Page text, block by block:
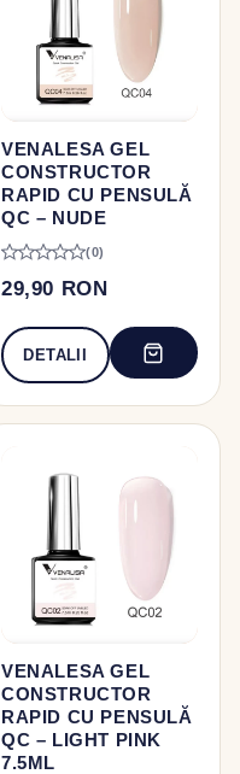
VENALESA GEL
CONSTRUCTOR
RAPID CU PENSULĂ
QC – NUDE
(0)
29,90 RON
DETALII
VENALESA GEL
CONSTRUCTOR
RAPID CU PENSULĂ
QC – LIGHT PINK
7.5ML